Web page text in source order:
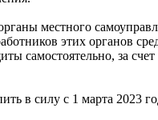
местного
этих органов
самостоятельно, за
в силу с 1 марта 2023